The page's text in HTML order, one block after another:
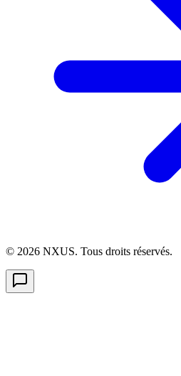
© 2026 NXUS. Tous droits réservés.